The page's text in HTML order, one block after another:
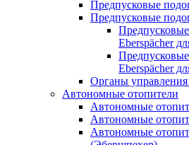
Предпусковые
Предпусковые
Eberspächer
Eberspächer
Органы
Автономные отопители
Автономные
Автономные
Автономные